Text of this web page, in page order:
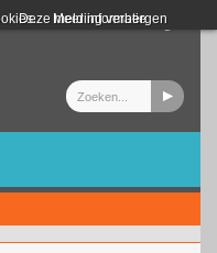
Meer informatie
Deze melding verbergen
Login